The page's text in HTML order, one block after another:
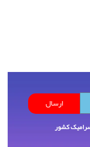
ارسال
سرامیک کشور